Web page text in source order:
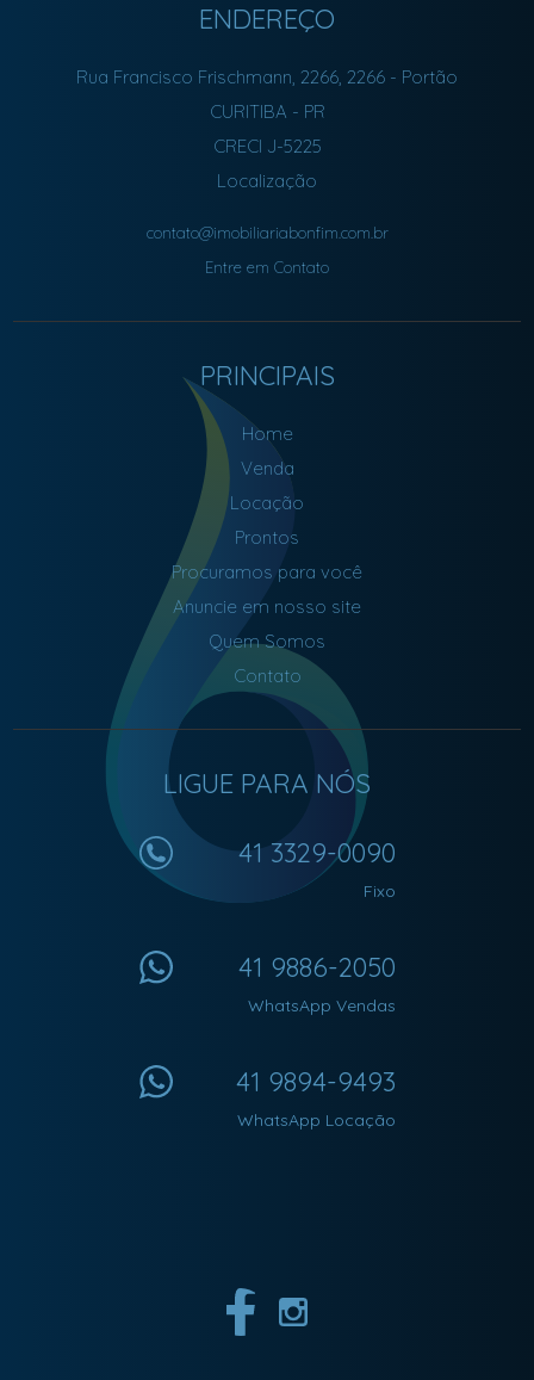
ENDEREÇO
Rua Francisco Frischmann, 2266, 2266 - Portão
CURITIBA - PR
CRECI J-5225
Localização
contato@imobiliariabonfim.com.br
Entre em Contato
PRINCIPAIS
Home
Venda
Locação
Prontos
Procuramos para você
Anuncie em nosso site
Quem Somos
Contato
LIGUE PARA NÓS
41 3329-0090
Fixo
41 9886-2050
WhatsApp Vendas
41 9894-9493
WhatsApp Locação